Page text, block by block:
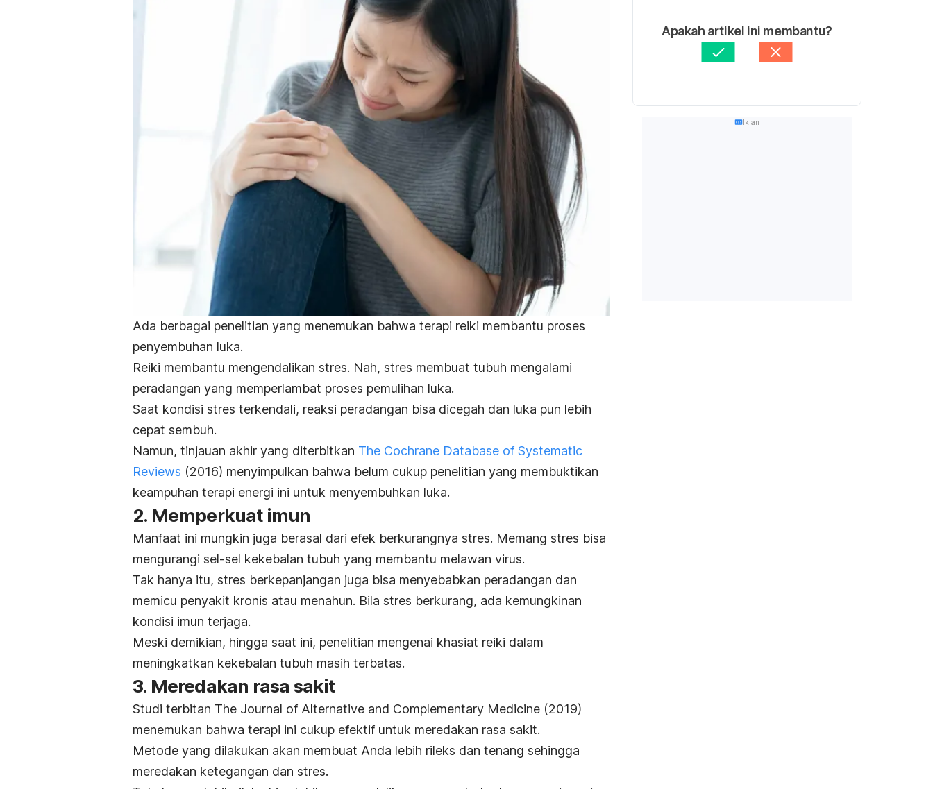
Ada berbagai penelitian yang menemukan bahwa terapi reiki membantu proses
penyembuhan luka.
Reiki membantu mengendalikan stres. Nah, stres membuat tubuh mengalami
peradangan yang memperlambat proses pemulihan luka.
Saat kondisi stres terkendali, reaksi peradangan bisa dicegah dan luka pun lebih
cepat sembuh.
Namun, tinjauan akhir yang diterbitkan The Cochrane Database of Systematic
Reviews (2016) menyimpulkan bahwa belum cukup penelitian yang membuktikan
keampuhan terapi energi ini untuk menyembuhkan luka.
2. Memperkuat imun
Manfaat ini mungkin juga berasal dari efek berkurangnya stres. Memang stres bisa
mengurangi sel-sel kekebalan tubuh yang membantu melawan virus.
Tak hanya itu, stres berkepanjangan juga bisa menyebabkan peradangan dan
memicu penyakit kronis atau menahun. Bila stres berkurang, ada kemungkinan
kondisi imun terjaga.
Meski demikian, hingga saat ini, penelitian mengenai khasiat reiki dalam
meningkatkan kekebalan tubuh masih terbatas.
3. Meredakan rasa sakit
Studi terbitan The Journal of Alternative and Complementary Medicine (2019)
menemukan bahwa terapi ini cukup efektif untuk meredakan rasa sakit.
Metode yang dilakukan akan membuat Anda lebih rileks dan tenang sehingga
meredakan ketegangan dan stres.
Apakah artikel ini membantu?
Iklan